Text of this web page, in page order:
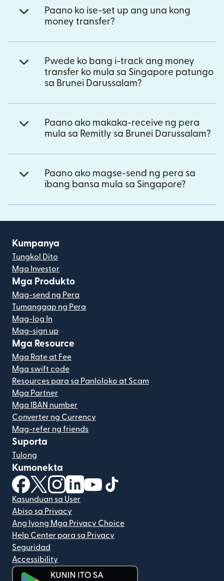
Paano ko ise-set up ang una kong
money transfer?
Pwede ko bang i-track ang money
transfer ko mula sa Singapore patungo
sa Brunei Darussalam?
Paano ako makaka-receive ng pera
mula sa Remitly sa Brunei Darussalam?
Paano ako magse-send ng pera sa
ibang bansa mula sa Singapore?
Kumpanya
Tungkol Dito
Mga Investor
Mga Produkto
Mag-send ng Pera
Tumanggap ng Pera
Mag-log In
Mag-sign up
Mga Resource
Mga Rate at Fee
Mga swift code
Resources para sa Panloloko at Scam
Mga Partner
Mga IBAN number
Converter ng Currency
Mag-refer ng friends
Suporta
Tulong
Kumonekta
(bubukas sa bagong window)
(bubukas sa bagong window)
(bubukas sa bagong window)
(bubukas sa bagong window)
(bubukas sa bagong window)
Kasunduan sa User
Abiso sa Privacy
Ang Iyong Mga Privacy Choice
Help Center para sa Privacy
Seguridad
Accessibility